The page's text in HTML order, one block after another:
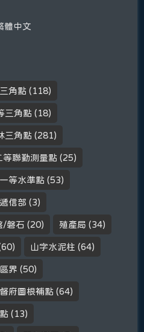
體中文
角點 (118)
三角點 (18)
三角點 (281)
等聯勤測量點 (25)
一等水準點 (53)
信部 (3)
/磐石 (20) 殖產局 (34)
山字水泥柱 (64)
界 (50)
府圖根補點 (64)
(13)